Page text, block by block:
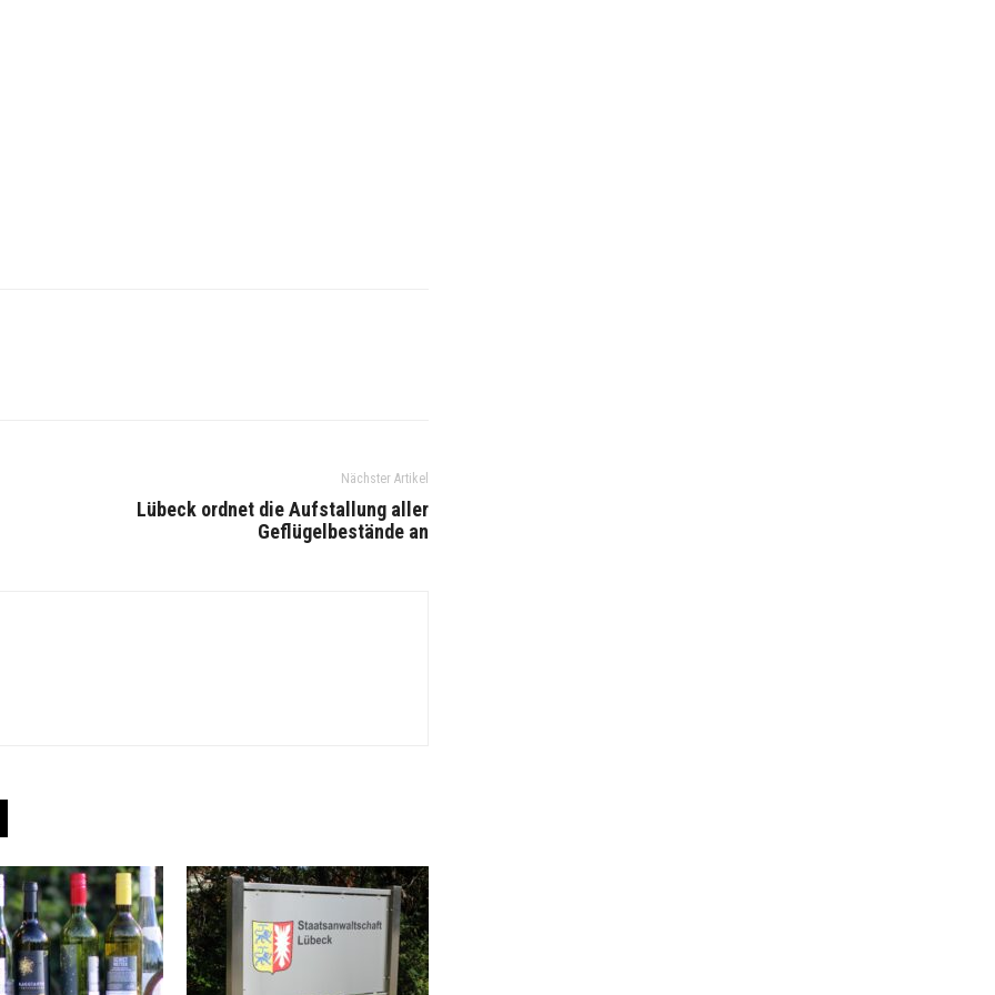
Nächster Artikel
Lübeck ordnet die Aufstallung aller
Geflügelbestände an